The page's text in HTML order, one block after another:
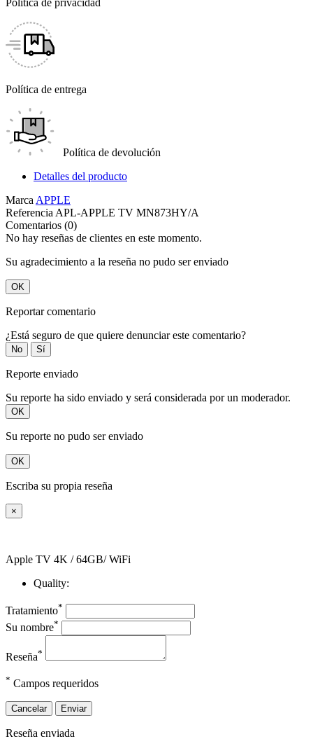
Política de privacidad
Política de entrega
Política de devolución
Detalles del producto
MarcaAPPLE
ReferenciaAPL-APPLE TV MN873HY/A
Comentarios (0)
No hay reseñas de clientes en este momento.
Su agradecimiento a la reseña no pudo ser enviado
OK
Reportar comentario
¿Está seguro de que quiere denunciar este comentario?
No Sí
Reporte enviado
Su reporte ha sido enviado y será considerada por un moderador.
OK
Su reporte no pudo ser enviado
OK
Escriba su propia reseña
×
Apple TV 4K / 64GB/ WiFi
Quality:
Tratamiento*
Su nombre*
Reseña*
* Campos requeridos
Cancelar Enviar
Reseña enviada